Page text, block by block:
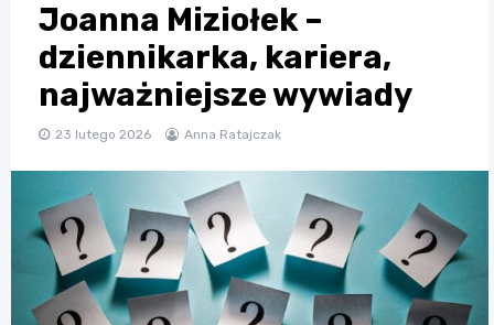
Joanna Miziołek –
dziennikarka, kariera,
najważniejsze wywiady
23 lutego 2026 Anna Ratajczak